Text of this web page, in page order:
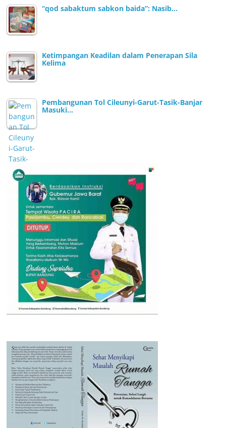
“qod sabaktum sabkon baida”: Nasib…
Ketimpangan Keadilan dalam Penerapan Sila
Kelima
Pembangunan Tol Cileunyi-Garut-Tasik-Banjar
Masuki…